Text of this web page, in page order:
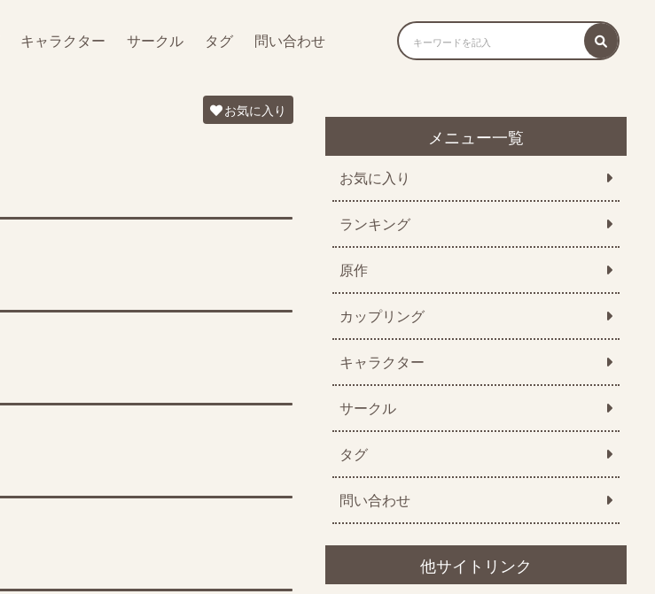
キャラクター サークル タグ 問い合わせ
お気に入り
メニュー一覧
お気に入り
ランキング
原作
カップリング
キャラクター
サークル
タグ
問い合わせ
他サイトリンク